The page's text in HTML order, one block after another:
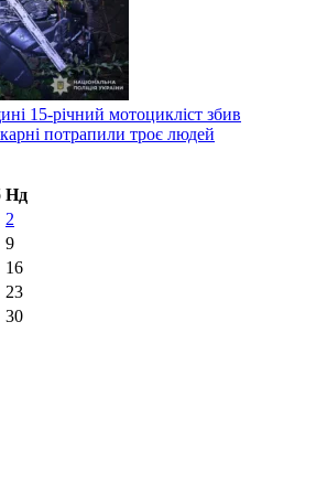
15-річний мотоцикліст збив
потрапили троє людей
Нд
2
9
16
23
30